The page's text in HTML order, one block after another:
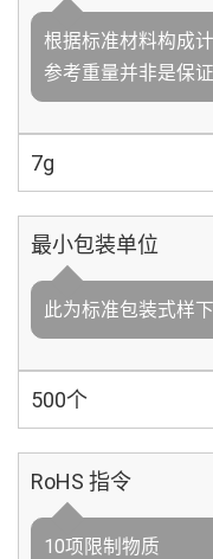
根据标准材料构成
参考重量并非是保
7g
最小包装单位
此为标准包装式样
500个
RoHS 指令
10项限制物质